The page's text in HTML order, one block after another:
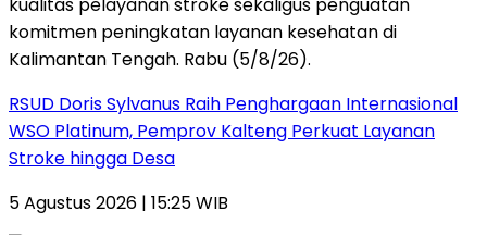
RSUD Doris Sylvanus Raih Penghargaan Internasional
WSO Platinum, Pemprov Kalteng Perkuat Layanan
Stroke hingga Desa
5 Agustus 2026 | 15:25 WIB